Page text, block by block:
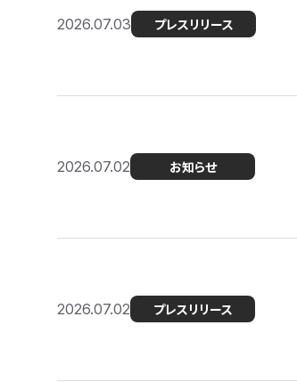
2026.07.03 プレスリリース
2026.07.02 お知らせ
2026.07.02 プレスリリース